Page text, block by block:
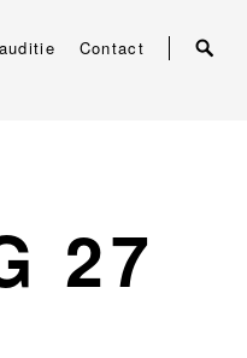
Contact
27